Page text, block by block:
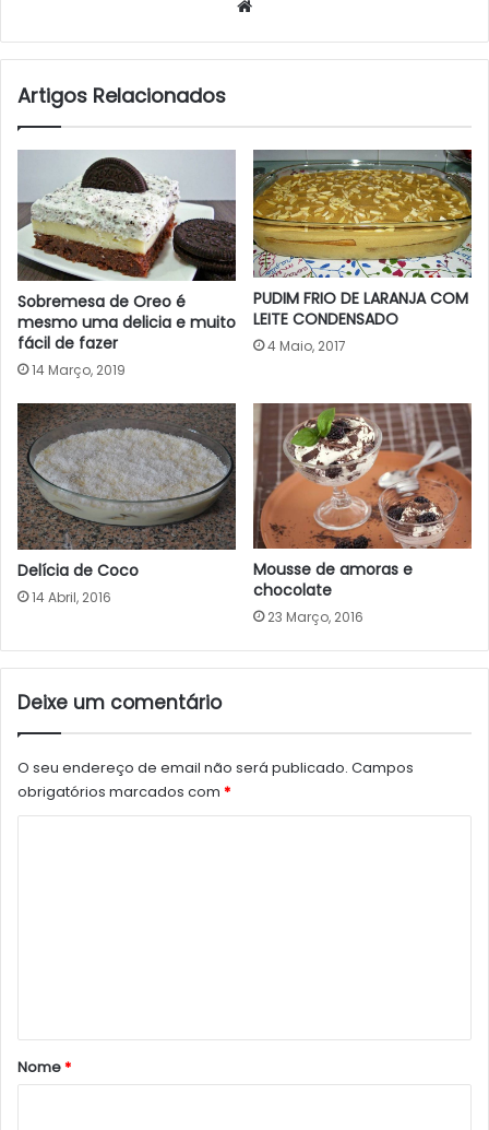
Artigos Relacionados
Sobremesa de Oreo é
mesmo uma delicia e muito
fácil de fazer
14 Março, 2019
PUDIM FRIO DE LARANJA COM
LEITE CONDENSADO
4 Maio, 2017
Delícia de Coco
14 Abril, 2016
Mousse de amoras e
chocolate
23 Março, 2016
Deixe um comentário
O seu endereço de email não será publicado. Campos
obrigatórios marcados com *
r
Nome*